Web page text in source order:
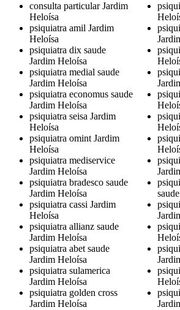
consulta particular Jardim
Heloísa
psiquiatra amil Jardim
Heloísa
psiquiatra dix saude
Jardim Heloísa
psiquiatra medial saude
Jardim Heloísa
psiquiatra economus saude
Jardim Heloísa
psiquiatra seisa Jardim
Heloísa
psiquiatra omint Jardim
Heloísa
psiquiatra mediservice
Jardim Heloísa
psiquiatra bradesco saude
Jardim Heloísa
psiquiatra cassi Jardim
Heloísa
psiquiatra allianz saude
Jardim Heloísa
psiquiatra abet saude
Jardim Heloísa
psiquiatra sulamerica
Jardim Heloísa
psiquiatra golden cross
Jardim Heloísa